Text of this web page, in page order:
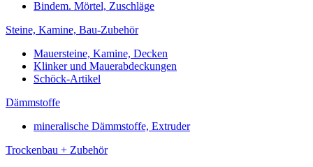
Bindem. Mörtel, Zuschläge
Steine, Kamine, Bau-Zubehör
Mauersteine, Kamine, Decken
Klinker und Mauerabdeckungen
Schöck-Artikel
Dämmstoffe
mineralische Dämmstoffe, Extruder
Trockenbau + Zubehör